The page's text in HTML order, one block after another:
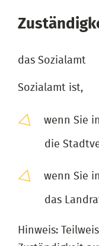
das Sozialamt
Sozialamt ist,
wenn Sie
die
wenn Sie
das
Hinweis: